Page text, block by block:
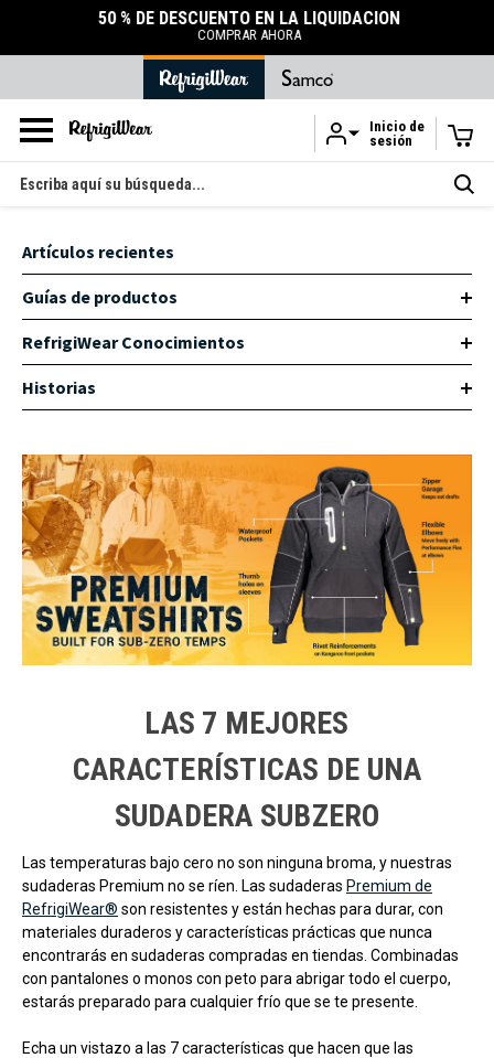
Ir al contenido principal
50 % DE DESCUENTO EN LA LIQUIDACIÓN
COMPRAR AHORA
Inicio de
sesión
Buscar
en
Artículos recientes
Guías de productos
RefrigiWear Conocimientos
Historias
LAS 7 MEJORES
CARACTERÍSTICAS DE UNA
SUDADERA SUBZERO
Las temperaturas bajo cero no son ninguna broma, y nuestras
sudaderas Premium no se ríen. Las sudaderas Premium de
RefrigiWear® son resistentes y están hechas para durar, con
materiales duraderos y características prácticas que nunca
encontrarás en sudaderas compradas en tiendas. Combinadas
con pantalones o monos con peto para abrigar todo el cuerpo,
estarás preparado para cualquier frío que se te presente.
Echa un vistazo a las 7 características que hacen que las